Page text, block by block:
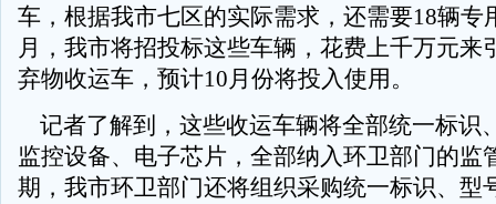
车，根据我市七区的实际需求，还需要18辆专
月，我市将招投标这些车辆，花费上千万元来
弃物收运车，预计10月份将投入使用。
记者了解到，这些收运车辆将全部统一标识
监控设备、电子芯片，全部纳入环卫部门的监
期，我市环卫部门还将组织采购统一标识、型